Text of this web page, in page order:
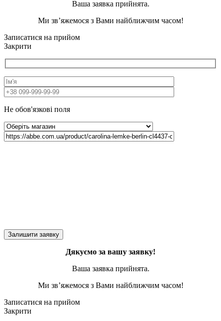
Ваша заявка прийнята.
Ми зв’яжемося з Вами найближчим часом!
Записатися на прийом
Закрити
Не обов'язкові поля
Дякуємо за вашу заявку!
Ваша заявка прийнята.
Ми зв’яжемося з Вами найближчим часом!
Записатися на прийом
Закрити